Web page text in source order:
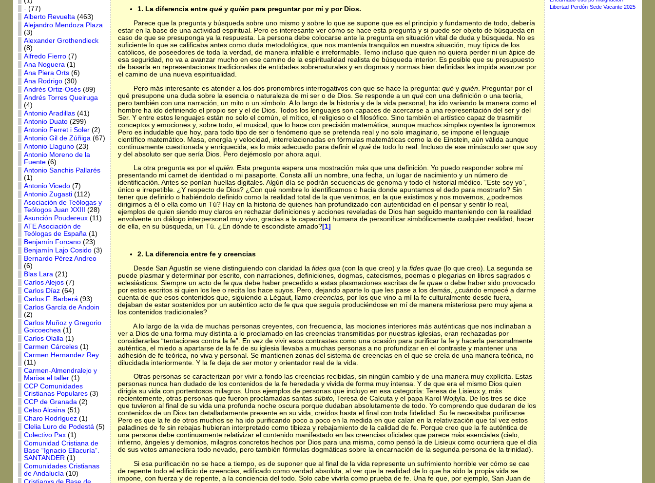
- (77)
Alberto Revuelta(463)
Alejandro Mendoza Plaza
(3)
Alexander Grothendieck
(8)
Alfredo Fierro(7)
Ana Noguera(1)
Ana Piera Orts(6)
Ana Rodrigo(30)
Andrés Ortiz-Osés(89)
Andrés Torres Queiruga
(4)
Antonio Aradillas(41)
Antonio Duato(299)
Antonio Ferret i Soler(2)
Antonio Gil de Zúñiga(67)
Antonio Llaguno(23)
Antonio Moreno de la
Fuente(6)
Antonio Sanchis Pallarés
(1)
Antonio Vicedo(7)
Antonio Zugasti(112)
Asociación de Teólogas y
Teólogos Juan XXIII
(28)
Asunción Poudereux(11)
ATE Asociación de
Teólogas de España(1)
Benjamín Forcano(23)
Benjamín Lajo Cosido(3)
Bernardo Pérez Andreo
(6)
Blas Lara(21)
Carlos Alejos(7)
Carlos Díaz(64)
Carlos F. Barberá(93)
Carlos García de Andoin
(2)
Carlos Muñoz y Gregorio
Goicoechea(1)
Carlos Olalla(1)
Carmen Cárceles(1)
Carmen Hernandez Rey
(11)
Carmen-Almendralejo y
Marisa el taller(1)
CCP Comunidades
Cristianas Populares(3)
CCP de Granada(2)
Celso Alcaina(51)
Charo Rodríguez(1)
Clelia Luro de Podestá(5)
Colectivo Pax(1)
Comunidad Cristiana de
Base “Ignacio Ellacuría”.
SANTANDER(1)
Comunidades Cristianas
de Andalucía(10)
1. La diferencia entre quéy quién para preguntar por mí y por Dios.
Parece que la pregunta y búsqueda sobre uno mismo y sobre lo que se supone que es el principio y fundamento de todo, debería
estar en la base de una actividad espiritual. Pero es interesante ver cómo se hace esta pregunta y si puede ser objeto de búsqueda en
caso de que se presuponga ya la respuesta. La persona debe colocarse ante la pregunta en situación vital de duda y búsqueda. No es
suficiente lo que se calificaba antes como duda metodológica, que nos mantenía tranquilos en nuestra situación, muy típica de los
católicos, de poseedores de toda la verdad, de manera infalible e irreformable. Temo incluso que quien no quiera perder ni un ápice de
esa seguridad, no va a avanzar mucho en ese camino de la espiritualidad realista de búsqueda interior. Es posible que su presupuesto
de basarla en representaciones tradicionales de entidades sobrenaturales y en dogmas y normas bien definidas les impida avanzar por
el camino de una nueva espiritualidad.
Pero más interesante es atender a los dos pronombres interrogativos con que se hace la pregunta: quéy quién. Preguntar por el
qué presupone una duda sobre la esencia o naturaleza de mi ser o de Dios. Se responde a un qué con una definición o una teoría,
pero también con una narración, un mito o un símbolo. A lo largo de la historia y de la vida personal, ha ido variando la manera como el
hombre ha ido definiendo el propio ser y el de Dios. Todos los lenguajes son capaces de acercarse a una representación del ser y del
Ser. Y entre estos lenguajes están no solo el común, el mítico, el religioso o el filosófico. Sino también el artístico capaz de trasmitir
conceptos y emociones y, sobre todo, el musical, que lo hace con precisión matemática, aunque muchos simples oyentes la ignoremos.
Pero es indudable que hoy, para todo tipo de ser o fenómeno que se pretenda real y no solo imaginario, se impone el lenguaje
científico matemático. Masa, energía y velocidad, interrelacionadas en fórmulas matemáticas como la de Einstein, aún válida aunque
continuamente cuestionada y enriquecida, es lo más adecuado para definir el quéde todo lo real. Incluso de ese minúsculo ser que soy
y del absoluto ser que sería Dios. Pero dejémoslo por ahora aquí.
La otra pregunta es por el quién. Esta pregunta espera una mostración más que una definición. Yo puedo responder sobre mí
presentando mi carnet de identidad o mi pasaporte. Consta allí un nombre, una fecha, un lugar de nacimiento y un número de
identificación. Antes se ponían huellas digitales. Algún día se podrán secuencias de genoma y todo el historial médico. “Este soy yo”,
único e irrepetible. ¿Y respecto de Dios? ¿Con qué nombre lo identificamos o hacia donde apuntamos el dedo para mostrarlo? Sin
tener que definirlo o habiéndolo definido como la realidad total de la que venimos, en la que existimos y nos movemos, ¿podremos
dirigirnos a él o ella como un Tú? Hay en la historia de quienes han profundizado con autenticidad en el pensar y sentir lo real,
ejemplos de quien siendo muy claros en rechazar definiciones y acciones reveladas de Dios han seguido manteniendo con la realidad
envolvente un diálogo interpersonal muy vivo, gracias a la capacidad humana de personificar simbólicamente cualquier realidad, hacer
de ella, en su búsqueda, un Tú. ¿En dónde te escondiste amado?[1]
2. La diferencia entre fe y creencias
Desde San Agustín se viene distinguiendo con claridad la fides qua (con la que creo) y la fides quae(lo que creo). La segunda se
puede plasmar y determinar por escrito, con narraciones, definiciones, dogmas, catecismos, poemas o plegarias en libros sagrados o
eclesiásticos. Siempre un acto de fe qua debe haber precedido a estas plasmaciones escritas de fe quaeo debe haber sido provocado
por estos escritos si quien los lee o recita los hace suyos. Pero, dejando aparte lo que les pase a los demás, ¿cuándo empecé a darme
cuenta de que esos contenidos que, siguiendo a Légaut, llamo creencias, por los que vino a mí la fe culturalmente desde fuera,
dejaban de estar sostenidos por un auténtico acto de fe qua que seguía produciéndose en mí de manera misteriosa pero muy ajena a
los contenidos tradicionales?
A lo largo de la vida de muchas personas creyentes, con frecuencia, las mociones interiores más auténticas que nos inclinaban a
ver a Dios de una forma muy distinta a lo proclamado en las creencias transmitidas por nuestras iglesias, eran rechazadas por
considerarlas “tentaciones contra la fe”. En vez de vivir esos contrastes como una ocasión para purificar la fe y hacerla personalmente
auténtica, el miedo a apartarse de la fe de su iglesia llevaba a muchas personas a no profundizar en el contraste y mantener una
adhesión de fe teórica, no viva y personal. Se mantienen zonas del sistema de creencias en el que se creía de una manera teórica, no
dilucidada interiormente. Y la fe deja de ser motor y orientador real de la vida.
Otras personas se caracterizan por vivir a fondo las creencias recibidas, sin ningún cambio y de una manera muy explícita. Estas
personas nunca han dudado de los contenidos de la fe heredada y vivida de forma muy intensa. Y de que era el mismo Dios quien
dirigía su vida con portentosos milagros. Unos ejemplos de personas que incluyo en esa categoría: Teresa de Lisieux y, más
recientemente, otras personas que fueron proclamadas santas súbito, Teresa de Calcuta y el papa Karol Wojtyla. De los tres se dice
que tuvieron al final de su vida una profunda noche oscura porque dudaban absolutamente de todo. Yo comprendo que dudaran de los
contenidos de un Dios tan detalladamente presente en su vida, creídos hasta el final con toda fidelidad. Su fe necesitaba purificarse.
Pero es que la fe de otros muchos se ha ido purificando poco a poco en la medida en que caían en la relativización que tal vez estos
paladines de fe sin rebajas hubieran interpretado como tibieza y rebajamiento de la calidad de fe. Porque creo que la fe auténtica de
una persona debe continuamente relativizar el contenido manifestado en las creencias oficiales que parece más esenciales (cielo,
infierno, ángeles y demonios, milagros concretos hechos por Dios para una misma, como pensó la de Lisieux como ocurriera que el día
de sus votos amaneciera todo nevado, pero también fórmulas dogmáticas sobre la encarnación de la segunda persona de la trinidad).
Si esa purificación no se hace a tiempo, es de suponer que al final de la vida represente un sufrimiento horrible ver cómo se cae
de repente todo el edificio de creencias, edificado como verdad absoluta, al ver que la realidad de lo que ha sido la propia vida se
impone, con fuerza y de repente, a la conciencia del todo. Solo cabe vivirla como prueba de fe. Una fe que, por ejemplo, San Juan de
Libertad Perdón Sede Vacante 2025